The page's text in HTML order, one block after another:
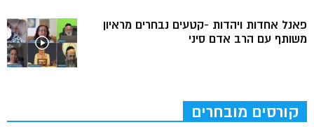
פאנל אחדות ויהדות -קטעים נבחרים מראיון
משותף עם הרב אדם סיני
קורסים מובחרים